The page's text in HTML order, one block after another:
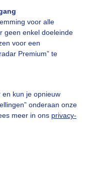
voor alle
geen enkel doeleinde
voor een
Premium” te
kun je opnieuw
onderaan onze
meer in ons privacy-